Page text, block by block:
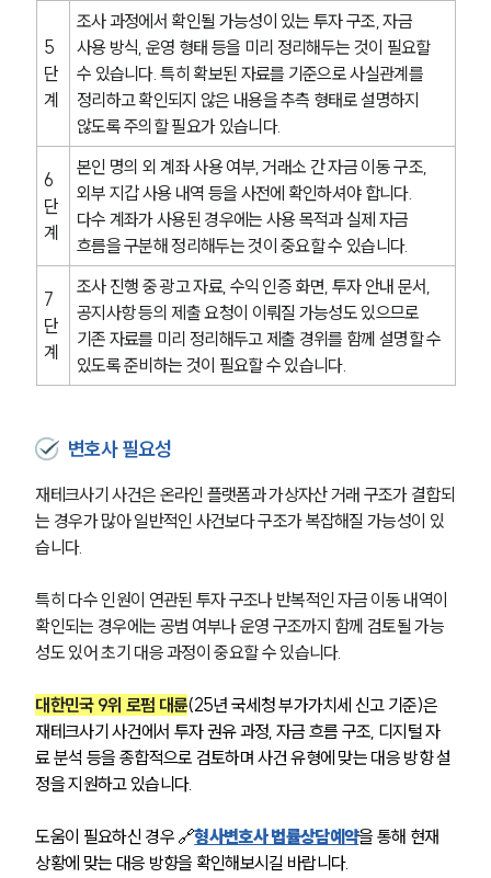
소식/자료
언론보도
공지사항
법률 블로그
법률서식
뉴스레터/브로슈어
세미나
대륜법률상담예약
대륜법률상담예약
5
단
계
조사 과정에서 확인될 가능성이 있는 투자 구조, 자금
사용 방식, 운영 형태 등을 미리 정리해두는 것이 필요할
수 있습니다. 특히 확보된 자료를 기준으로 사실관계를
정리하고 확인되지 않은 내용을 추측 형태로 설명하지
않도록 주의할 필요가 있습니다.
6
단
계
본인 명의 외 계좌 사용 여부, 거래소 간 자금 이동 구조,
외부 지갑 사용 내역 등을 사전에 확인하셔야 합니다.
다수 계좌가 사용된 경우에는 사용 목적과 실제 자금
흐름을 구분해 정리해두는 것이 중요할 수 있습니다.
7
단
계
조사 진행 중 광고 자료, 수익 인증 화면, 투자 안내 문서,
공지사항 등의 제출 요청이 이뤄질 가능성도 있으므로
기존 자료를 미리 정리해두고 제출 경위를 함께 설명할 수
있도록 준비하는 것이 필요할 수 있습니다.
변호사 필요성
재테크사기 사건은 온라인 플랫폼과 가상자산 거래 구조가 결합되
는 경우가 많아 일반적인 사건보다 구조가 복잡해질 가능성이 있
습니다.
특히 다수 인원이 연관된 투자 구조나 반복적인 자금 이동 내역이
확인되는 경우에는 공범 여부나 운영 구조까지 함께 검토될 가능
성도 있어 초기 대응 과정이 중요할 수 있습니다.
대한민국 9위 로펌 대륜(25년 국세청 부가가치세 신고 기준)은
재테크사기 사건에서 투자 권유 과정, 자금 흐름 구조, 디지털 자
료 분석 등을 종합적으로 검토하며 사건 유형에 맞는 대응 방향 설
정을 지원하고 있습니다.
도움이 필요하신 경우 🔗형사변호사 법률상담예약을 통해 현재
상황에 맞는 대응 방향을 확인해보시길 바랍니다.